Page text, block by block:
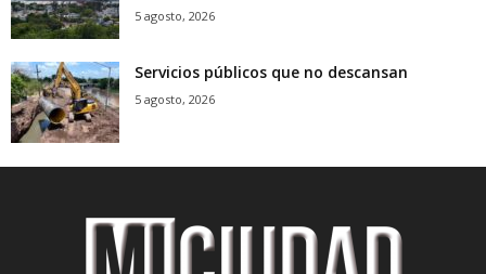
5 agosto, 2026
Servicios públicos que no descansan
5 agosto, 2026